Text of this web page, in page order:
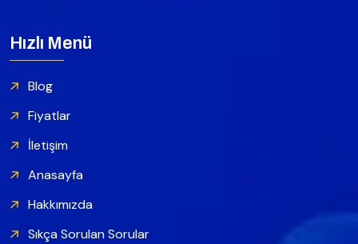
Hızlı Menü
Blog
Fiyatlar
İletişim
Anasayfa
Hakkımızda
Sıkça Sorulan Sorular